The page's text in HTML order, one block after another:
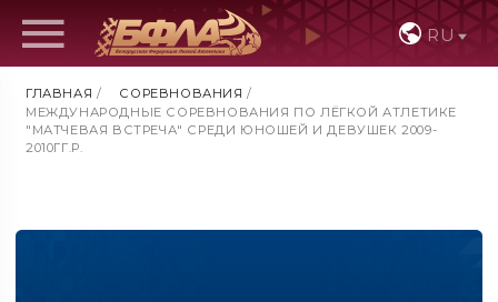
RU
ГЛАВНАЯ / СОРЕВНОВАНИЯ /
МЕЖДУНАРОДНЫЕ СОРЕВНОВАНИЯ ПО ЛЁГКОЙ АТЛЕТИКЕ
"МАТЧЕВАЯ ВСТРЕЧА" СРЕДИ ЮНОШЕЙ И ДЕВУШЕК 2009-
2010ГГ.Р.